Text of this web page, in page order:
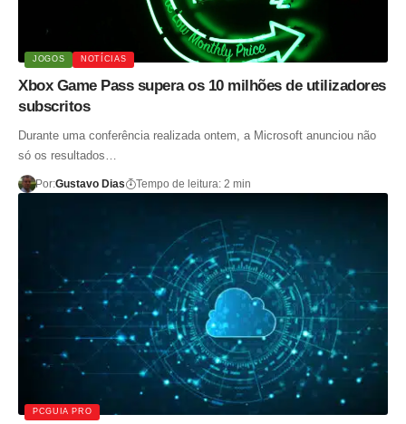
JOGOS NOTÍCIAS
Xbox Game Pass supera os 10 milhões de utilizadores
subscritos
Durante uma conferência realizada ontem, a Microsoft anunciou não
só os resultados…
Por:Gustavo Dias Tempo de leitura: 2 min
PCGUIA PRO